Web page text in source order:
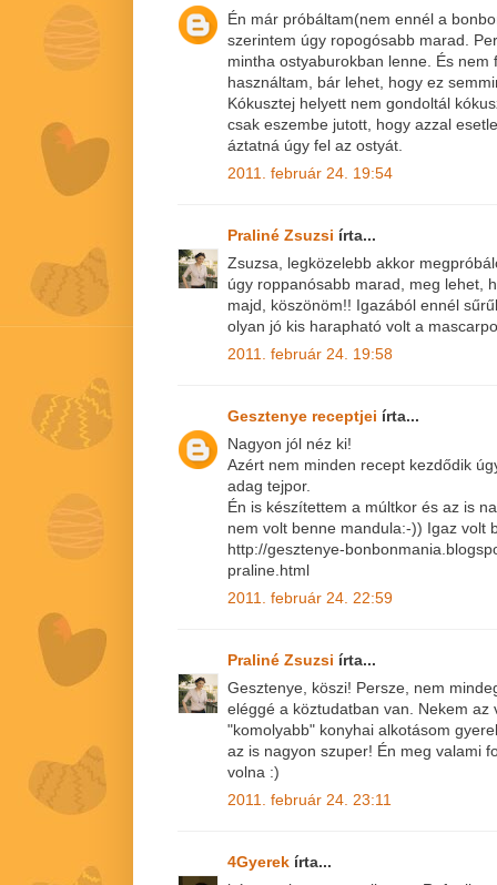
Én már próbáltam(nem ennél a
szerintem úgy ropogósabb marad.
mintha ostyaburokban lenne. És
használtam, bár lehet, hogy ez
Kókusztej helyett nem gondoltál
csak eszembe jutott, hogy azzal
áztatná úgy fel az ostyát.
2011. február 24. 19:54
Praliné Zsuzsi írta...
Zsuzsa, legközelebb akkor
úgy roppanósabb marad, meg lehet,
majd, köszönöm!! Igazából ennél
olyan jó kis harapható volt a
2011. február 24. 19:58
Gesztenye receptjei írta...
Nagyon jól néz ki!
Azért nem minden recept kezdődik
adag tejpor.
Én is készítettem a múltkor és az is
nem volt benne mandula:-)) Igaz volt
http://gesztenye-
praline.html
2011. február 24. 22:59
Praliné Zsuzsi írta...
Gesztenye, köszi! Persze, nem
eléggé a köztudatban van. Nekem az
"komolyabb" konyhai alkotásom
az is nagyon szuper! Én meg valami
volna :)
2011. február 24. 23:11
4Gyerek írta...